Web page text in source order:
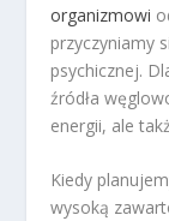
organizmowi
przyczyniamy
psychicznej.
źródła
energii, ale
Kiedy
wysoką